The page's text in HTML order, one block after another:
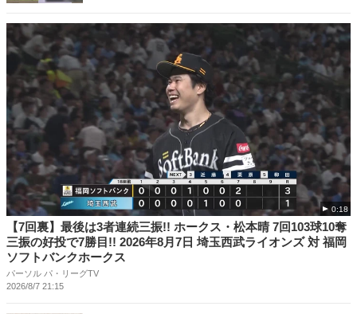
0:18
【7回裏】最後は3者連続三振!! ホークス・松本晴 7回103球10奪
三振の好投で7勝目!! 2026年8月7日 埼玉西武ライオンズ 対 福岡
ソフトバンクホークス
パーソル パ・リーグTV
2026/8/7 21:15